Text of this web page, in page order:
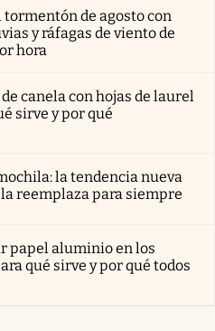
tormentón de agosto con
y ráfagas de viento de
hora
canela con hojas de laurel
sirve y por qué
la tendencia nueva
reemplaza para siempre
papel aluminio en los
qué sirve y por qué todos